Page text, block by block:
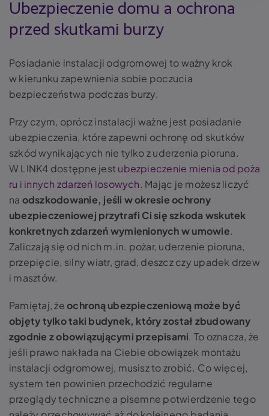
Ubezpieczenie domu a ochrona
przed skutkami burzy
Posiadanie instalacji odgromowej to ważny krok
w kierunku zapewnienia sobie poczucia
bezpieczeństwa podczas burzy.
Przy czym, oprócz instalacji ważne jest posiadanie
ubezpieczenia, które zapewni ochronę od skutków
szkód wynikających nie tylko z uderzenia pioruna.
W LINK4 dostępne jest ubezpieczenie mienia od poża
ru i innych zdarzeń losowych. Mając je możesz liczyć
na odszkodowanie, jeśli w okresie ochrony
ubezpieczeniowej przytrafi Ci się szkoda wskutek
konkretnych zdarzeń wymienionych w umowie.
Zaliczają się od nich m.in. pożar, uderzenie pioruna,
przepięcie, silny wiatr, grad, deszcz czy upadek drzew
i masztów.
Pamiętaj, żeochroną ubezpieczeniową może być
objęty tylko taki budynek, który został zbudowany
zgodnie z obowiązującymi przepisami. To oznacza, że
jeśli prawo nakłada na Ciebie obowiązek montażu
instalacji odgromowej, musisz to zrobić. Co więcej,
system ten powinien przechodzić regularne
przeglądy techniczne a pisemne potwierdzenie tego